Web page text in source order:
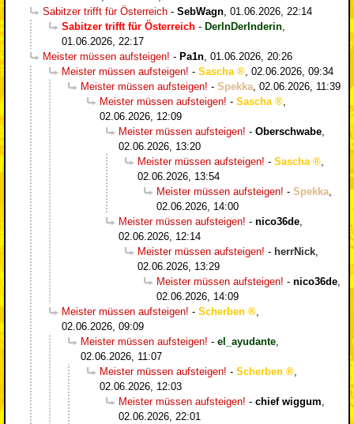
Sabitzer trifft für Österreich - SebWagn 01.06.2026, 22:14
Sabitzer trifft für Österreich - DerInDerInderin
01.06.2026, 22:17
Meister müssen aufsteigen! - Pa1n 01.06.2026, 20:26
Meister müssen aufsteigen! - Sascha
02.06.2026, 09:34
Meister müssen aufsteigen! - Spekka 02.06.2026, 11:39
Meister müssen aufsteigen! - Sascha
02.06.2026, 12:09
Meister müssen aufsteigen! - Oberschwabe
02.06.2026, 13:20
Meister müssen aufsteigen! - Sascha
02.06.2026, 13:54
Meister müssen aufsteigen! - Spekka
02.06.2026, 14:00
Meister müssen aufsteigen! - nico36de
02.06.2026, 12:14
Meister müssen aufsteigen! - herrNick
02.06.2026, 13:29
Meister müssen aufsteigen! - nico36de
02.06.2026, 14:09
Meister müssen aufsteigen! - Scherben
02.06.2026, 09:09
Meister müssen aufsteigen! - el_ayudante
02.06.2026, 11:07
Meister müssen aufsteigen! - Scherben
02.06.2026, 12:03
Meister müssen aufsteigen! - chief wiggum
02.06.2026, 22:01